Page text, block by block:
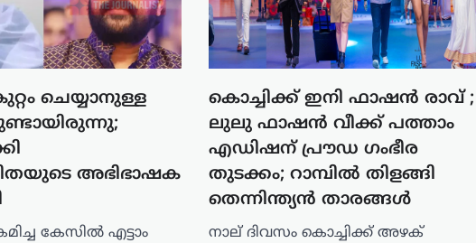
ചെയ്യാനുള്ള
അഭിഭാഷക
കേസിൽ എട്ടാം
കൊച്ചിക്ക് ഇനി ഫാഷൻ രാവ് ;
ലുലു ഫാഷൻ വീക്ക് പത്താം
എഡിഷന് പ്രൗഡ ​ഗംഭീര
തുടക്കം; റാമ്പിൽ തിളങ്ങി
തെന്നിന്ത്യൻ താരങ്ങൾ
നാല് ദിവസം കൊച്ചിക്ക് അഴക്